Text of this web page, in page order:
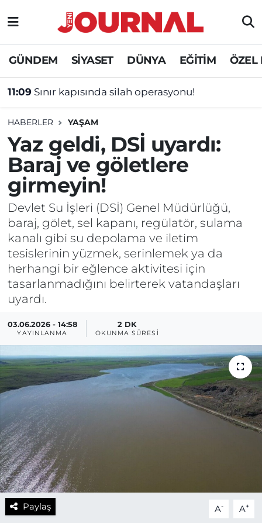
GÜNDEM SİYASET DÜNYA EĞİTİM ÖZEL
11:09 Sınır kapısında silah operasyonu!
HABERLER YAŞAM
Yaz geldi, DSİ uyardı:
Baraj ve göletlere
girmeyin!
Devlet Su İşleri (DSİ) Genel Müdürlüğü,
baraj, gölet, sel kapanı, regülatör, sulama
kanalı gibi su depolama ve iletim
tesislerinin yüzmek, serinlemek ya da
herhangi bir eğlence aktivitesi için
tasarlanmadığını belirterek vatandaşları
uyardı.
03.06.2026 - 14:58
YAYINLANMA
2 DK
OKUNMA SÜRESI
Paylaş A- A+
GÜNDEM
SİYASET
EĞİTİM
ÖZEL HABER
Nöbetçi Eczaneler
Hava Durumu
Süper Lig Puan Durumu ve Fikstür
Tüm Manşetler
Son Dakika Haberleri
Haber Arşivi